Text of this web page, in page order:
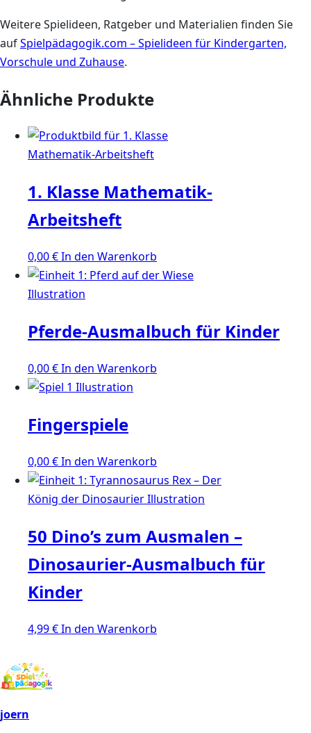
Weitere Spielideen, Ratgeber und Materialien finden Sie
aufSpielpädagogik.com – Spielideen für Kindergarten,
Vorschule und Zuhause.
Ähnliche Produkte
1. Klasse Mathematik-
Arbeitsheft
0,00€In den Warenkorb
Pferde-Ausmalbuch für Kinder
0,00€In den Warenkorb
Fingerspiele
0,00€In den Warenkorb
50 Dino’s zum Ausmalen –
Dinosaurier-Ausmalbuch für
Kinder
4,99€In den Warenkorb
joern